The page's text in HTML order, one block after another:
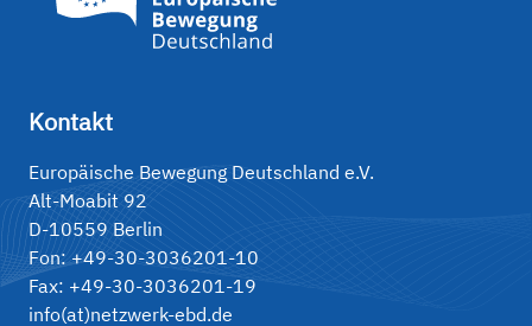
Kontakt
Europäische Bewegung Deutschland e.V.
Alt-Moabit 92
D-10559 Berlin
Fon: +49-30-3036201-10
Fax: +49-30-3036201-19
info(at)netzwerk-ebd.de